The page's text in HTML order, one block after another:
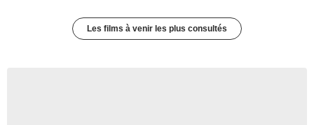
Les films à venir les plus consultés